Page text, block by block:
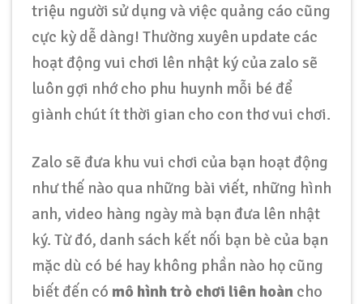
triệu người sử dụng và việc quảng cáo cũng
cực kỳ dễ dàng! Thường xuyên update các
hoạt động vui chơi lên nhật ký của zalo sẽ
luôn gợi nhớ cho phu huynh mỗi bé để
giành chút ít thời gian cho con thơ vui chơi.
Zalo sẽ đưa khu vui chơi của bạn hoạt động
như thế nào qua những bài viết, những hình
anh, video hàng ngày mà bạn đưa lên nhật
ký. Từ đó, danh sách kết nối bạn bè của bạn
mặc dù có bé hay không phần nào họ cũng
biết đến có mô hình trò chơi liên hoàn cho